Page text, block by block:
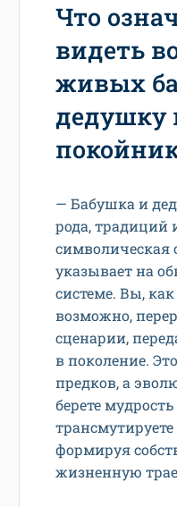
Что
видеть
живых
дедушку
— Бабушка и
рода, традиций
символическая
указывает на
системе. Вы,
возможно,
сценарии,
в поколение.
предков, а
берете
формируя
жизненную